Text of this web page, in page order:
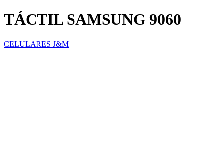
TÁCTIL SAMSUNG 9060
CELULARES J&M